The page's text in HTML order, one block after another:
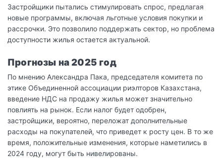
Застройщики пытались стимулировать спрос, предлагая
новые программы, включая льготные условия покупки и
рассрочки. Это позволило поддержать сектор, но проблема
доступности жилья остается актуальной.
Прогнозы на 2025 год
По мнению Александра Пака, председателя комитета по
этике Объединенной ассоциации риэлторов Казахстана,
введение НДС на продажу жилья может значительно
повлиять на рынок. Если налог будет одобрен,
застройщики, вероятно, переложат дополнительные
расходы на покупателей, что приведет к росту цен. В то же
время, положительные изменения, которые наметились в
2024 году, могут быть нивелированы.